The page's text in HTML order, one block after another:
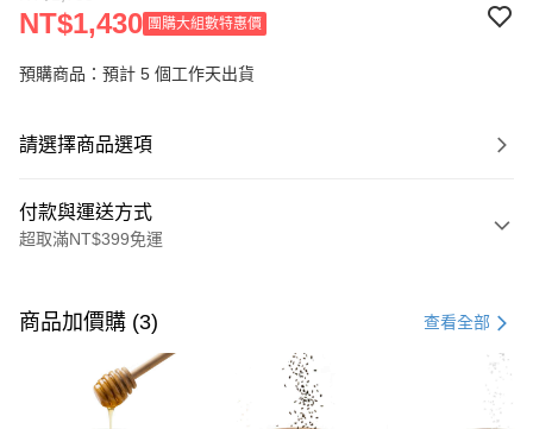
NT$1,430 團購大組數特惠價
預購商品：預計 5 個工作天出貨
請選擇商品選項
付款與運送方式
超取滿NT$399免運
信用卡一次付款
3 期 0 利率 每期 NT$596
商品加價購 (3) 查看全部